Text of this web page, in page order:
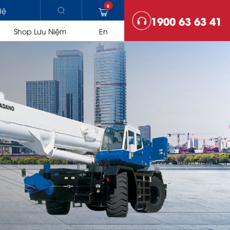
0
HẠ TẦNG
Trạm trộn bê tông nhựa
Lu
Máy rải
SO SÁNH
Shop Lưu Niệm En
1900 63 63 41